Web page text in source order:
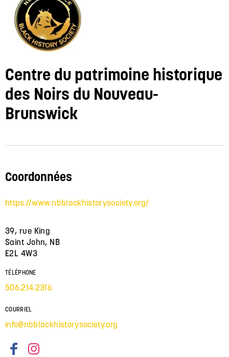
Centre du patrimoine historique
des Noirs du Nouveau-
Brunswick
Coordonnées
https://www.nbblackhistorysociety.org/
39, rue King
Saint John, NB
E2L 4W3
TÉLÉPHONE
506.214.2316
COURRIEL
info@nbblackhistorysociety.org